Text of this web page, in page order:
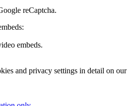
reCaptcha.
embeds.
and privacy settings in detail on our